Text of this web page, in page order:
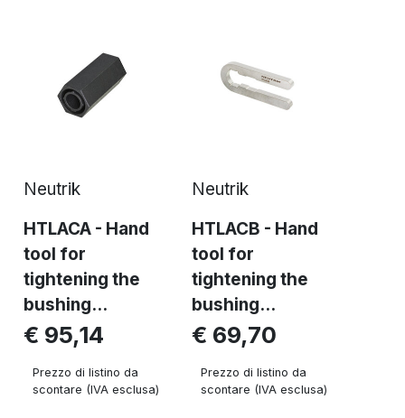
Neutrik
HTLACA - Hand
tool for
tightening the
bushing...
€ 95,14
Prezzo di listino da
scontare (IVA esclusa)
Neutrik
HTLACB - Hand
tool for
tightening the
bushing...
€ 69,70
Prezzo di listino da
scontare (IVA esclusa)